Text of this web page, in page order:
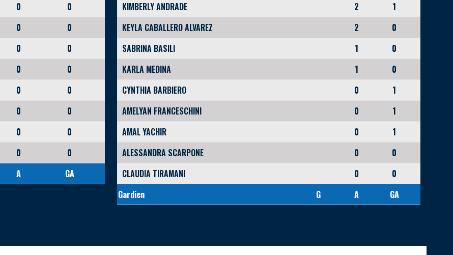
0
0
0
0
0
0
0
0
0
0
0
0
0
0
0
0
A GA
KIMBERLY ANDRADE 2
1
KEYLA CABALLERO ALVAREZ
2
0
SABRINA BASILI
1
0
KARLA MEDINA
1
0
CYNTHIA BARBIERO
0
1
AMELYAN FRANCESCHINI
0
1
AMAL YACHIR
0
1
ALESSANDRA SCARPONE
0
0
CLAUDIA TIRAMANI
0
0
Gardien
G A GA